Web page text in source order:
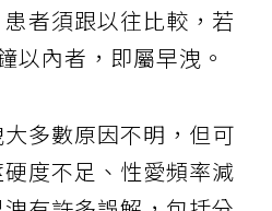
者須跟以往比較，若
以內者，即屬早洩。
多數原因不明，但可
度不足、性愛頻率減